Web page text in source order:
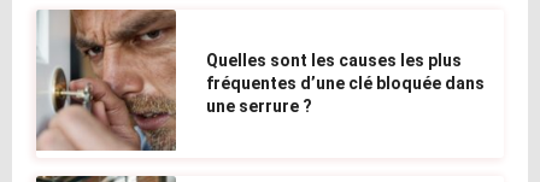
Quelles sont les causes les plus
fréquentes d’une clé bloquée dans
une serrure ?